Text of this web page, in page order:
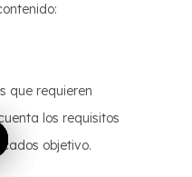
que requieren
los requisitos
objetivo.